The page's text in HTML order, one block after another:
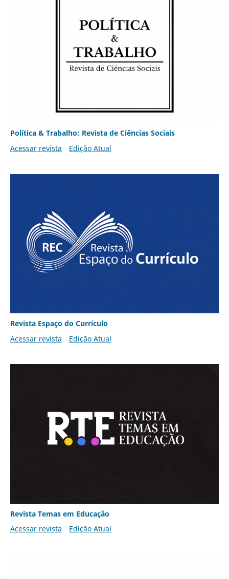
Política & Trabalho: Revista de Ciências Sociais
Acessar revista
Edição Atual
Revista Espaço do Currículo
Acessar revista
Edição Atual
Revista Temas em Educação
Acessar revista
Edição Atual